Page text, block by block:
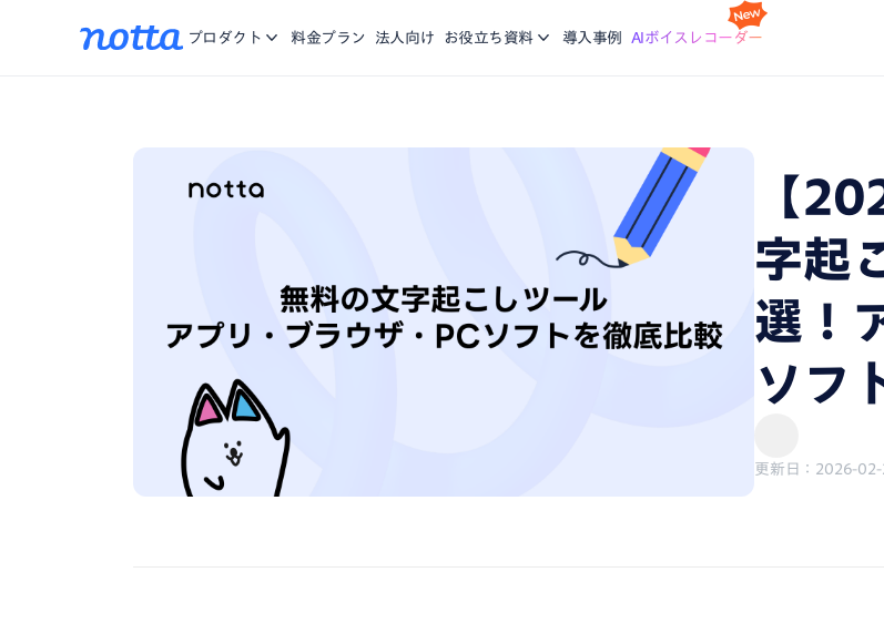
プロダクト
お問合せ iOS/Androidで使える文字起こしアプリ
営業特化AIエージェント
商談の記録、分析、CRM同期などをエージェントにお任せ
思考する時間を、あなたに。会議・データの整理分析はAIにお任せ
料金プラン 法人向け お役立ち資料
をご紹介。
Nottaの基本的な使い方について学ぶ。企業に向け
コースも提供
導入事例 AIボイスレコーダー
【
字起
選！
ソフ
更新日：2026-02-